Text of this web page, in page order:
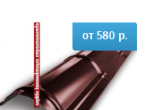
от 580 р.